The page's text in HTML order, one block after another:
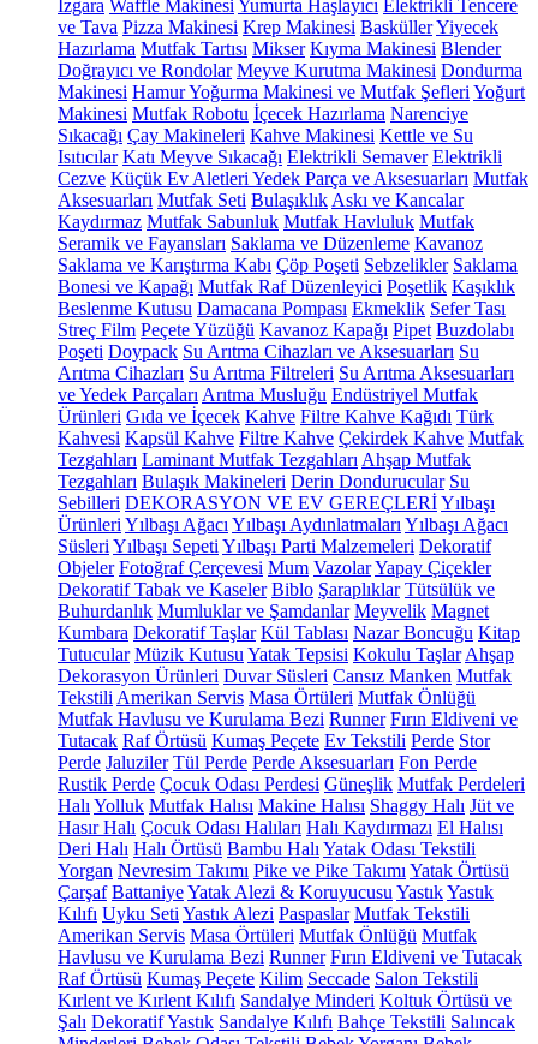
Izgara Waffle Makinesi Yumurta Haşlayıcı Elektrikli Tencere
ve Tava Pizza Makinesi Krep Makinesi BasküllerYiyecek
Hazırlama Mutfak Tartısı Mikser Kıyma Makinesi Blender
Doğrayıcı ve Rondolar Meyve Kurutma Makinesi Dondurma
Makinesi Hamur Yoğurma Makinesi ve Mutfak Şefleri Yoğurt
Makinesi Mutfak Robotu İçecek Hazırlama Narenciye
Sıkacağı Çay Makineleri Kahve Makinesi Kettle ve Su
Isıtıcılar Katı Meyve Sıkacağı Elektrikli Semaver Elektrikli
Cezve Küçük Ev Aletleri Yedek Parça ve Aksesuarları Mutfak
Aksesuarları Mutfak Seti Bulaşıklık Askı ve Kancalar
Kaydırmaz Mutfak Sabunluk Mutfak Havluluk Mutfak
Seramik ve Fayansları Saklama ve Düzenleme Kavanoz
Saklama ve Karıştırma Kabı Çöp Poşeti Sebzelikler Saklama
Bonesi ve Kapağı Mutfak Raf Düzenleyici Poşetlik Kaşıklık
Beslenme Kutusu Damacana Pompası Ekmeklik Sefer Tası
Streç Film Peçete Yüzüğü Kavanoz Kapağı Pipet Buzdolabı
Poşeti Doypack Su Arıtma Cihazları ve Aksesuarları Su
Arıtma Cihazları Su Arıtma Filtreleri Su Arıtma Aksesuarları
ve Yedek Parçaları Arıtma Musluğu Endüstriyel Mutfak
Ürünleri Gıda ve İçecek Kahve Filtre Kahve Kağıdı Türk
Kahvesi Kapsül Kahve Filtre Kahve Çekirdek Kahve Mutfak
Tezgahları Laminant Mutfak Tezgahları Ahşap Mutfak
Tezgahları Bulaşık Makineleri Derin Dondurucular Su
Sebilleri DEKORASYON VE EV GEREÇLERİYılbaşı
Ürünleri Yılbaşı Ağacı Yılbaşı Aydınlatmaları Yılbaşı Ağacı
Süsleri Yılbaşı Sepeti Yılbaşı Parti Malzemeleri Dekoratif
Objeler Fotoğraf Çerçevesi Mum VazolarYapay Çiçekler
Dekoratif Tabak ve Kaseler Biblo Şaraplıklar Tütsülük ve
Buhurdanlık Mumluklar ve Şamdanlar Meyvelik Magnet
Kumbara Dekoratif Taşlar Kül Tablası Nazar Boncuğu Kitap
Tutucular Müzik Kutusu Yatak Tepsisi Kokulu Taşlar Ahşap
Dekorasyon Ürünleri Duvar Süsleri Cansız Manken Mutfak
Tekstili Amerikan Servis Masa Örtüleri Mutfak Önlüğü
Mutfak Havlusu ve Kurulama Bezi Runner Fırın Eldiveni ve
Tutacak Raf Örtüsü Kumaş Peçete Ev Tekstili Perde Stor
Perde Jaluziler Tül Perde Perde Aksesuarları Fon Perde
Rustik Perde Çocuk Odası Perdesi Güneşlik Mutfak Perdeleri
Halı Yolluk Mutfak Halısı Makine Halısı Shaggy Halı Jüt ve
Hasır Halı Çocuk Odası Halıları Halı Kaydırmazı El Halısı
Deri Halı Halı Örtüsü Bambu Halı Yatak Odası Tekstili
Yorgan Nevresim Takımı Pike ve Pike Takımı Yatak Örtüsü
Çarşaf BattaniyeYatak Alezi & Koruyucusu YastıkYastık
Kılıfı Uyku Seti Yastık Alezi Paspaslar Mutfak Tekstili
Amerikan Servis Masa Örtüleri Mutfak Önlüğü Mutfak
Havlusu ve Kurulama Bezi Runner Fırın Eldiveni ve Tutacak
Raf Örtüsü Kumaş Peçete Kilim Seccade Salon Tekstili
Kırlent ve Kırlent Kılıfı Sandalye Minderi Koltuk Örtüsü ve
Şalı Dekoratif Yastık Sandalye Kılıfı Bahçe Tekstili Salıncak